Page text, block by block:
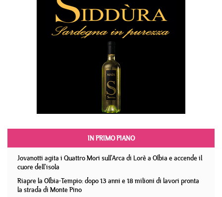
IN PRIMO PIANO
Jovanotti agita i Quattro Mori sull'Arca di Lorè a Olbia e accende il
cuore dell'isola
Riapre la Olbia-Tempio: dopo 13 anni e 18 milioni di lavori pronta
la strada di Monte Pino